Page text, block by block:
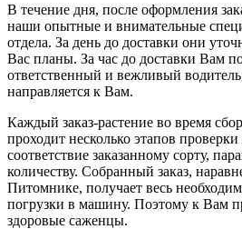
В течение дня, после оформления
наши опытные и внимательные
отдела. За день до доставки они
Вас планы. За час до доставки Вам
ответственный и вежливый
направляется к Вам.
Каждый заказ-растение во время
проходит несколько этапов
соответствие заказанному сорту,
количеству. Собранный заказ,
Питомнике, получает весь
погрузки в машину. Поэтому к Вам
здоровые саженцы.